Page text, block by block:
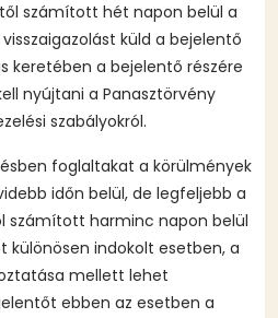
számított hét napon belül a
küld a bejelentő
keretében a bejelentő részére
nyújtani a Panasztörvény
szabályokról.
foglaltakat a körülmények
időn belül, de legfeljebb a
számított harminc napon belül
különösen indokolt esetben, a
mellett lehet
ebben az esetben a